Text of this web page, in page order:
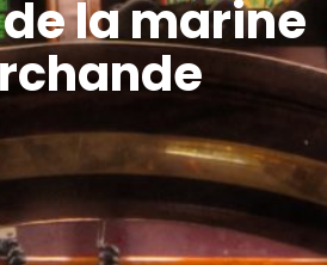
la marine